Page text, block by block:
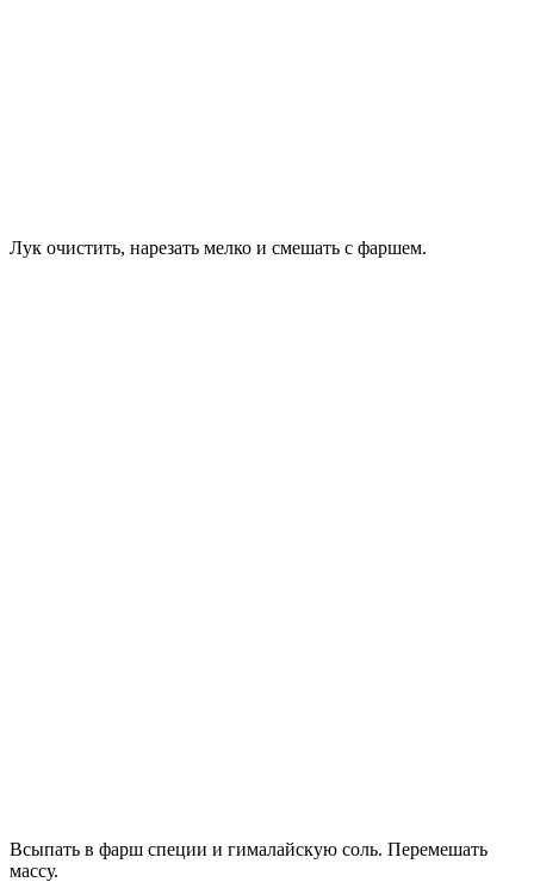
Лук очистить, нарезать мелко и смешать с фаршем.
Всыпать в фарш специи и гималайскую соль. Перемешать
массу.